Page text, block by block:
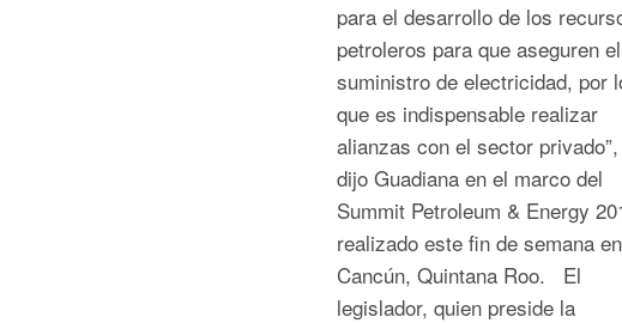
para el desarrollo de los
petroleros para que aseguren el
suministro de electricidad, por
que es indispensable realizar
alianzas con el sector privado”,
dijo Guadiana en el marco del
Summit Petroleum & Energy
realizado este fin de semana en
Cancún, Quintana Roo. El
legislador, quien preside la